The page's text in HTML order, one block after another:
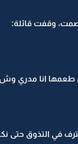
وقفت قائلة:
طعمها انا مدري
في التذوق حتى